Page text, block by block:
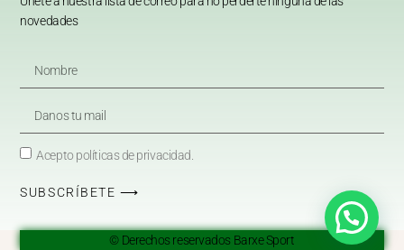
novedades
Acepto políticas de privacidad.
SUBSCRÍBETE ⟶
© Derechos reservados Barxe Sport